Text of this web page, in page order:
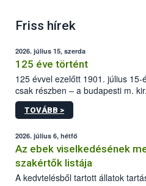
Friss hírek
2026. július 15, szerda
125 éve történt
125 évvel ezelőtt 1901. július
csak részben – a budapesti m.
állomás a Kis Rókus utca 15.
tervezett új épületébe.
TOVÁBB >
2026. július 6, hétfő
Az ebek viselkedésének
szakértők listája
A kedvtelésből tartott állatok